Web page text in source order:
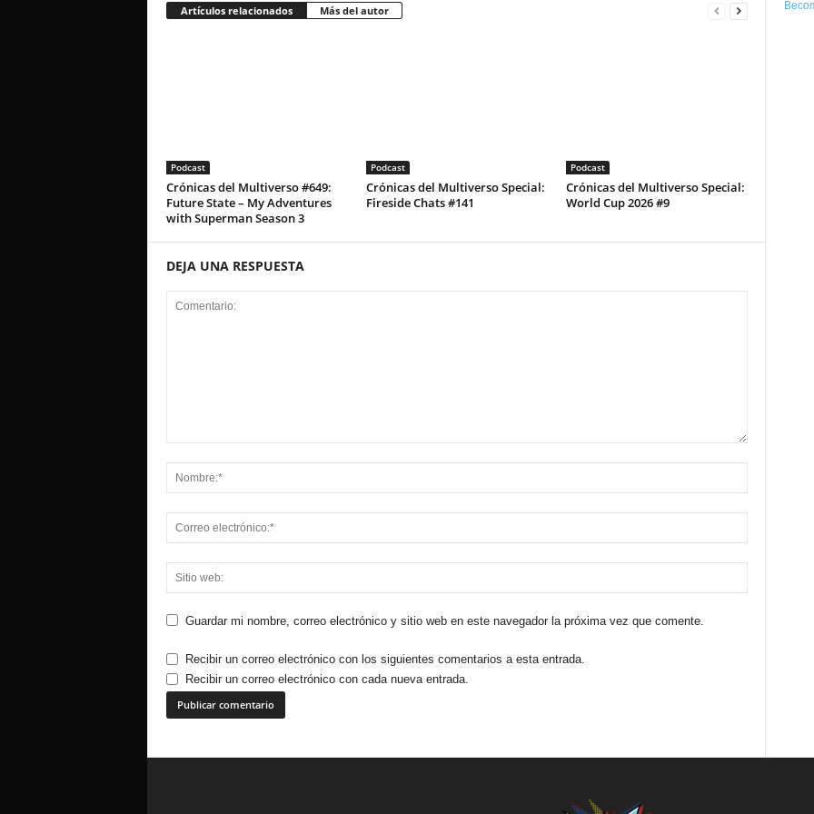
Artículos relacionados Más del autor
Podcast
Crónicas del Multiverso #649:
Future State – My Adventures
with Superman Season 3
Podcast
Crónicas del Multiverso Special:
Fireside Chats #141
Podcast
Crónicas del Multiverso Special:
World Cup 2026 #9
DEJA UNA RESPUESTA
Guardar mi nombre, correo electrónico y sitio web en este navegador la próxima vez que comente.
Recibir un correo electrónico con los siguientes comentarios a esta entrada.
Recibir un correo electrónico con cada nueva entrada.